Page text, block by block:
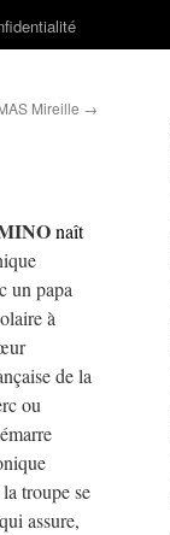
Mireille →
naît
un papa
à
de la
ou
troupe se
assure,